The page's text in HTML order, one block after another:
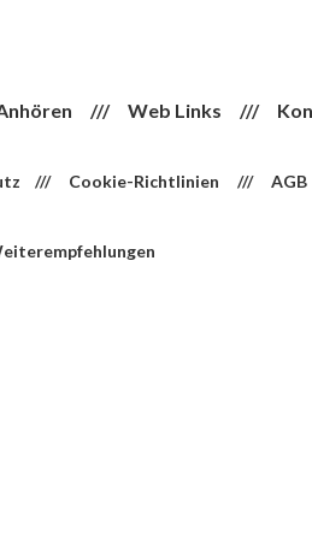
/// Web Links ///
/// Cookie-Richtlinien /// AGB